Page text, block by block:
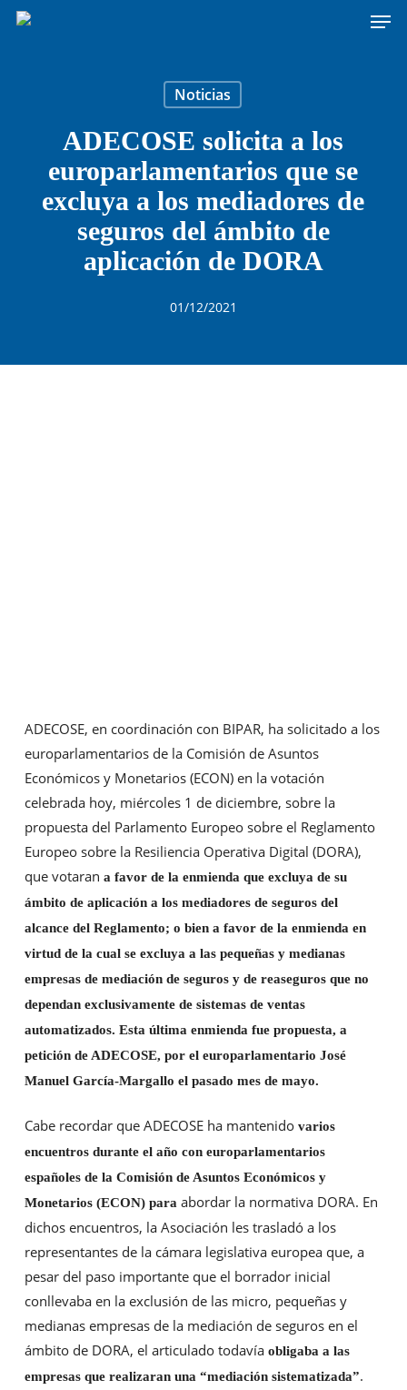
Skip
Noticias
ADECOSE solicita a los
europarlamentarios que se
excluya a los mediadores de
seguros del ámbito de
aplicación de DORA
01/12/2021
ADECOSE ha mantenido varios encuentros durante el año
con europarlamentarios españoles de la Comisión de Asuntos
Económicos y Monetarios (ECON) para solicitar que el
Reglamento excluya de su ámbito de aplicación a los
mediadores de seguros.
ADECOSE, en coordinación con BIPAR, ha solicitado a los
europarlamentarios de la Comisión de Asuntos
Económicos y Monetarios (ECON) en la votación
celebrada hoy, miércoles 1 de diciembre, sobre la
propuesta del Parlamento Europeo sobre el Reglamento
Europeo sobre la Resiliencia Operativa Digital (DORA),
que votaran a favor de la enmienda que excluya de su
ámbito de aplicación a los mediadores de seguros del
alcance del Reglamento; o bien a favor de la enmienda en
virtud de la cual se excluya a las pequeñas y medianas
empresas de mediación de seguros y de reaseguros que no
dependan exclusivamente de sistemas de ventas
automatizados. Esta última enmienda fue propuesta, a
petición de ADECOSE, por el europarlamentario José
Manuel García-Margallo el pasado mes de mayo.
Cabe recordar que ADECOSE ha mantenido varios
encuentros durante el año con europarlamentarios
españoles de la Comisión de Asuntos Económicos y
Monetarios (ECON) para abordar la normativa DORA. En
dichos encuentros, la Asociación les trasladó a los
representantes de la cámara legislativa europea que, a
pesar del paso importante que el borrador inicial
conllevaba en la exclusión de las micro, pequeñas y
medianas empresas de la mediación de seguros en el
ámbito de DORA, el articulado todavía obligaba a las
empresas que realizaran una “mediación sistematizada”.